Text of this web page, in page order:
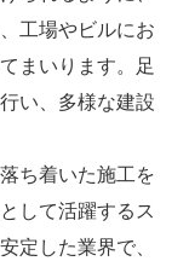
工場やビルにお
まいります。足
い、多様な建設
ち着いた施工を
して活躍するス
定した業界で、